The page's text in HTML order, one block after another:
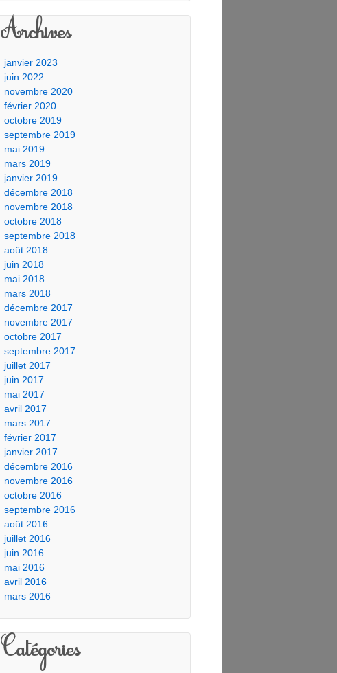
Archives
janvier 2023
juin 2022
novembre 2020
février 2020
octobre 2019
septembre 2019
mai 2019
mars 2019
janvier 2019
décembre 2018
novembre 2018
octobre 2018
septembre 2018
août 2018
juin 2018
mai 2018
mars 2018
décembre 2017
novembre 2017
octobre 2017
septembre 2017
juillet 2017
juin 2017
mai 2017
avril 2017
mars 2017
février 2017
janvier 2017
décembre 2016
novembre 2016
octobre 2016
septembre 2016
août 2016
juillet 2016
juin 2016
mai 2016
avril 2016
mars 2016
Catégories